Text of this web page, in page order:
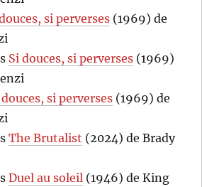
si perverses (1969) de
Si douces, si perverses (1969)
douces, si perverses (1969) de
The Brutalist (2024) de Brady
Duel au soleil (1946) de King